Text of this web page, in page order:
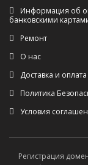
Информация об
банковскими
Ремонт
О нас
Доставка и оплата
Политика
Условия
Регистрация